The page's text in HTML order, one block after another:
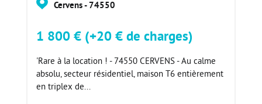
Cervens - 74550
1 800 € (+20 € de charges)
'Rare à la location ! - 74550 CERVENS - Au calme
absolu, secteur résidentiel, maison T6 entièrement
en triplex de...